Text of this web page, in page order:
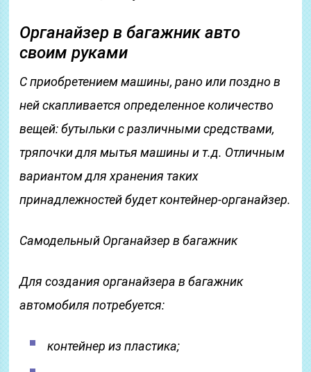
Органайзер в багажник авто
своим руками
С приобретением машины, рано или поздно в
ней скапливается определенное количество
вещей: бутыльки с различными средствами,
тряпочки для мытья машины и т.д. Отличным
вариантом для хранения таких
принадлежностей будет контейнер-органайзер.
Самодельный Органайзер в багажник
Для создания органайзера в багажник
автомобиля потребуется:
контейнер из пластика;